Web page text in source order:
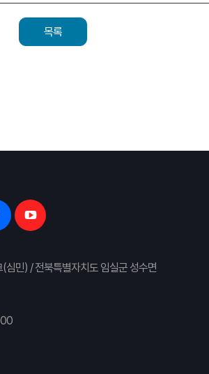
목록
심민) / 전북특별자치도 임실군 성수면